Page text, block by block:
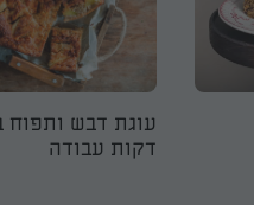
עוגת דבש ותפוח
דקות עבודה